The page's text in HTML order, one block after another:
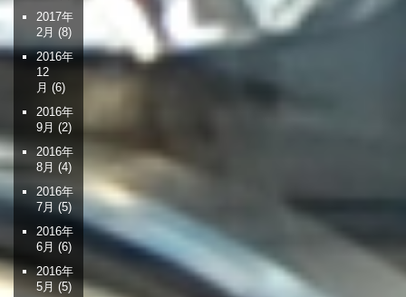
2017年
2月 (8)
2016年
12
月 (6)
2016年
9月 (2)
2016年
8月 (4)
2016年
7月 (5)
2016年
6月 (6)
2016年
5月 (5)